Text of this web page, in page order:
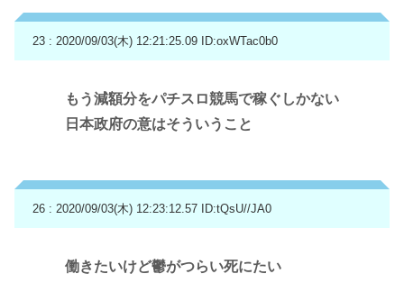
23 : 2020/09/03(木) 12:21:25.09 ID:oxWTac0b0
もう減額分をパチスロ競馬で稼ぐしかない
日本政府の意はそういうこと
26 : 2020/09/03(木) 12:23:12.57 ID:tQsU//JA0
働きたいけど鬱がつらい死にたい